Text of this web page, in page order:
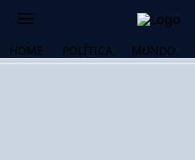
HOME POLÍTICA MUNDO